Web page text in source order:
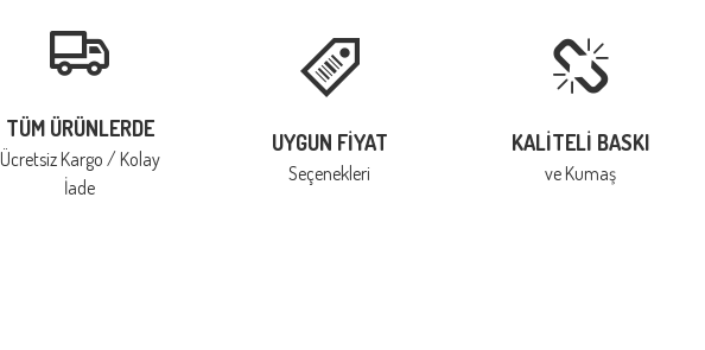
TÜM ÜRÜNLERDE
Ücretsiz Kargo / Kolay
İade
UYGUN FIYAT
Seçenekleri
KALITELI BASKI
ve Kumaş